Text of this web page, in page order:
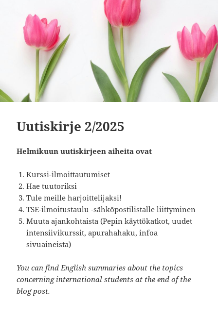
Uutiskirje 2/2025
Helmikuun uutiskirjeen aiheita ovat
Kurssi-ilmoittautumiset
Hae tuutoriksi
Tule meille harjoittelijaksi!
TSE-ilmoitustaulu -sähköpostilistalle liittyminen
Muuta ajankohtaista (Pepin käyttökatkot, uudet
intensiivikurssit, apurahahaku, infoa
sivuaineista)
You can find English summaries about the topics
concerning international students at the end of the
blog post.